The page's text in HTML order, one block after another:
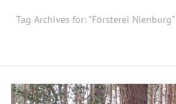
Tag Archives for: "Försterei Nienburg"